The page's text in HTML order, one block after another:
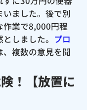
ました。後で別
作業で8,000円程
しました。 プロ
、複数の意見を聞
！【放置に